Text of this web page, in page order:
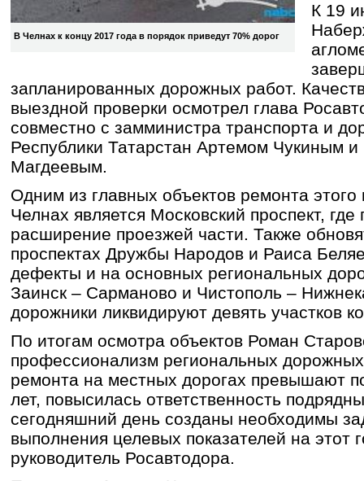
В Челнах к концу 2017 года в порядок приведут 70% дорог
К 19
запланированных дорожных работ.
выездной проверки осмотрел глава
совместно с замминистра транспорта и
Республики Татарстан Артемом Чукиным
Магдеевым.
Одним из главных объектов ремонта
Челнах является Московский проспект,
расширение проезжей части. Также
проспектах Дружбы Народов и Раиса
дефекты и на основных региональных
Заинск – Сарманово и Чистополь –
дорожники ликвидируют девять участков
По итогам осмотра объектов Роман
профессионализм региональных
ремонта на местных дорогах превышают
лет, повысилась ответственность
сегодняшний день созданы необходимы
выполнения целевых показателей на этот
руководитель Росавтодора.